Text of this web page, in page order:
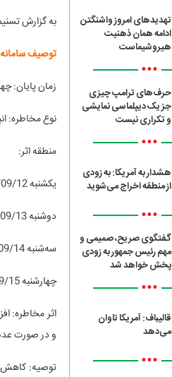
تهدیدهای امروز واشنگتن
ادامه همان ذهنیت
هیروشیماست
•••
حرف‌های ترامپ چیزی
جز یک دیپلماسی نمایشی
و تکراری نیست
•••
هشدار به آمریکا: به زودی
از منطقه اخراج می‌شوید
•••
گفتگوی صریح، صمیمی و
مهم رئیس جمهور به زودی
پخش خواهد شد
•••
قالیباف: آمریکا تاوان
می‌دهد
•••
به گزارش تسنیم،
توصیف
زمان پایان:
نوع مخاطره:
منطقه اثر:
یکشنبه 1402/09/12: تهران، کرج، اراک، اهواز و اصفهان.
دوشنبه 1402/09/13: تهران، کرج، اراک، اصفهان، اهواز، مشهد و تبریز.
سه‌شنبه 1402/09/14: تهران، کرج، اراک، اصفهان، اهواز، مشهد، سمنان، تبریز و قم.
چهارشنبه 1402/09/15: تهران، کرج، اصفهان، اراک، اهواز.
اثر مخاطره:
و در صورت عدم
توصیه: کاهش